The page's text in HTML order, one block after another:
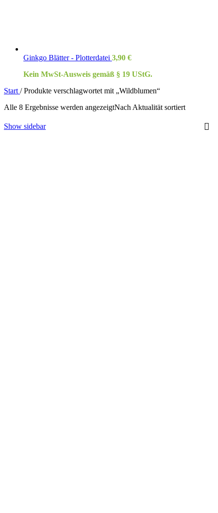
Ginkgo Blätter - Plotterdatei 3,90 €
Kein MwSt-Ausweis gemäß § 19 UStG.
Start / Produkte verschlagwortet mit „Wildblumen“
Alle 8 Ergebnisse werden angezeigtNach Aktualität sortiert
Show sidebar